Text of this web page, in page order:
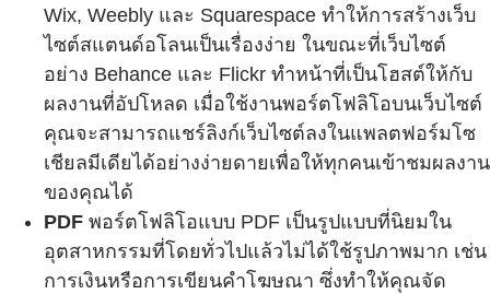
Wix, Weebly และ Squarespace ทำให้การสร้างเว็บ
ไซต์สแตนด์อโลนเป็นเรื่องง่าย ในขณะที่เว็บไซต์
อย่าง Behance และ Flickr ทำหน้าที่เป็นโฮสต์ให้กับ
ผลงานที่อัปโหลด เมื่อใช้งานพอร์ตโฟลิโอบนเว็บไซต์
คุณจะสามารถแชร์ลิงก์เว็บไซต์ลงในแพลตฟอร์มโซ
เชียลมีเดียได้อย่างง่ายดายเพื่อให้ทุกคนเข้าชมผลงาน
ของคุณได้
PDF พอร์ตโฟลิโอแบบ PDF เป็นรูปแบบที่นิยมใน
อุตสาหกรรมที่โดยทั่วไปแล้วไม่ได้ใช้รูปภาพมาก เช่น
การเงินหรือการเขียนคำโฆษณา ซึ่งทำให้คุณจัด